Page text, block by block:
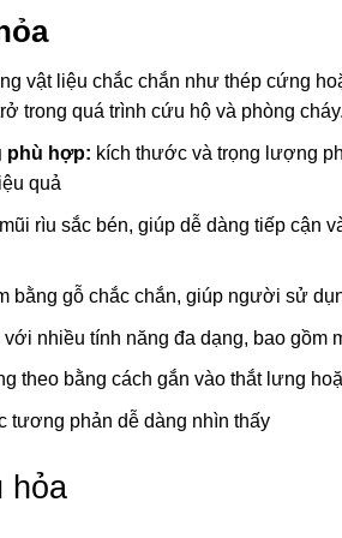
vật liệu chắc chắn như thép cứng
trong quá trình cứu hộ và phòng
phù hợp: kích thước và trọng lượng
quả
rìu sắc bén, giúp dễ dàng tiếp cận
bằng gỗ chắc chắn, giúp người sử
với nhiều tính năng đa dạng, bao gồm
theo bằng cách gắn vào thắt lưng
tương phản dễ dàng nhìn thấy
hỏa